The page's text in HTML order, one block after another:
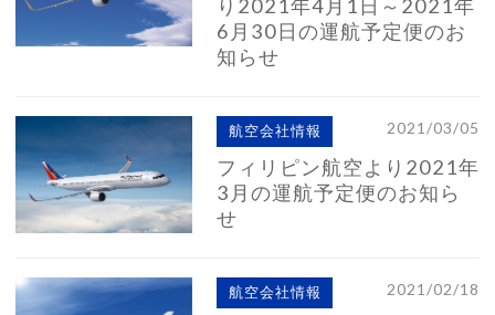
り2021年4月1日～2021年
6月30日の運航予定便のお
知らせ
航空会社情報 2021/03/05
フィリピン航空より2021年
3月の運航予定便のお知ら
せ
航空会社情報 2021/02/18